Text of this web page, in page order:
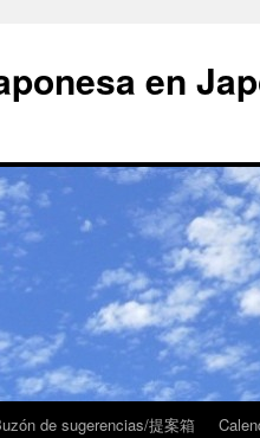
en
de sugerencias/提案箱